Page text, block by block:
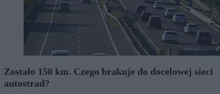
Zostało 150 km. Czego brakuje do docelowej sieci
autostrad?